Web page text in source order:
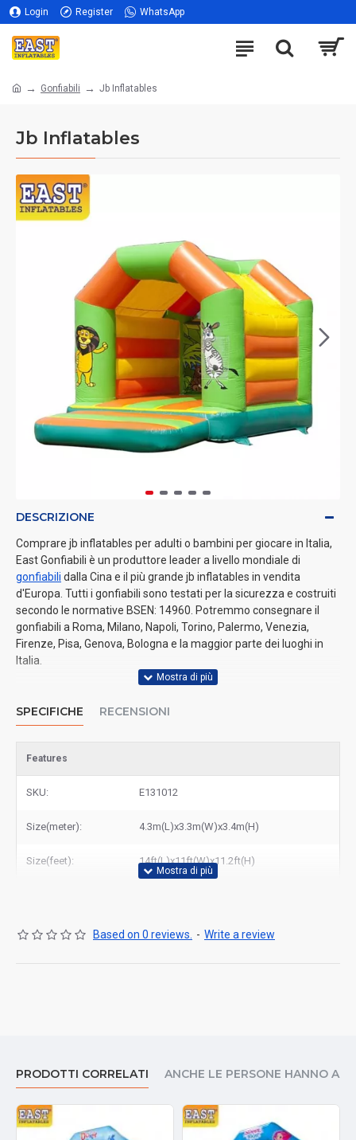
Login Register WhatsApp
Gonfiabili Jb Inflatables
Jb Inflatables
DESCRIZIONE
Comprare jb inflatables per adulti o bambini per giocare in Italia,
East Gonfiabili è un produttore leader a livello mondiale di
gonfiabili dalla Cina e il più grande jb inflatables in vendita
d'Europa. Tutti i gonfiabili sono testati per la sicurezza e costruiti
secondo le normative BSEN: 14960. Potremmo consegnare il
gonfiabili a Roma, Milano, Napoli, Torino, Palermo, Venezia,
Firenze, Pisa, Genova, Bologna e la maggior parte dei luoghi in
Italia.
SPECIFICHE RECENSIONI
Features
SKU: E131012
Size(meter): 4.3m(L)x3.3m(W)x3.4m(H)
Size(feet): 14ft(L)x11ft(W)x11.2ft(H)
Based on 0 reviews. - Write a review
PRODOTTI CORRELATI ANCHE LE PERSONE HANNO